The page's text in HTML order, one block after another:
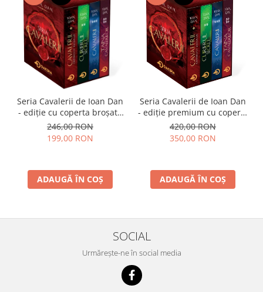
Seria Cavalerii de Ioan Dan
- ediție cu coperta broșată
(paperback), pachet
complet
246,00 RON
199,00 RON
ADAUGĂ ÎN COȘ
Seria Cavalerii de Ioan Dan
- ediție premium cu coperta
cartonată (hardcover), cotor
rotunjit, cusută, în cutie,
420,00 RON
350,00 RON
ADAUGĂ ÎN COȘ
SOCIAL
Urmărește-ne în social media